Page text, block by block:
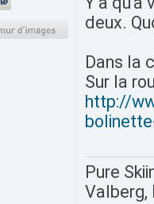
deux.
Dans la
Sur la
http://
Pure
Valberg,